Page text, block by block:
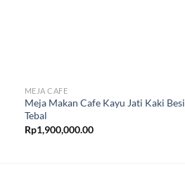
MEJA CAFE
Meja Makan Cafe Kayu Jati Kaki Besi
Tebal
Rp1,900,000.00